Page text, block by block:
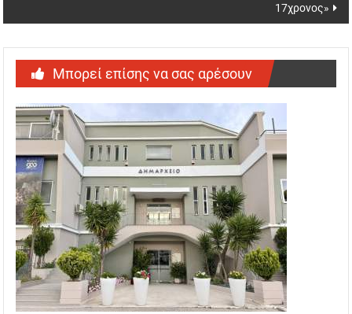
17χρονος»
Μπορεί επίσης να σας αρέσουν